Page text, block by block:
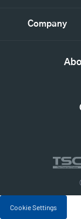
Company
Cookie Settings